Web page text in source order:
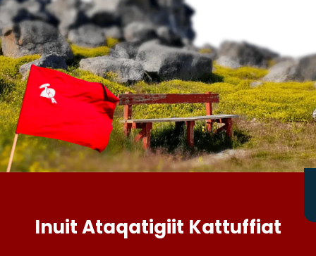
Inuit Ataqatigiit Kattuffiat